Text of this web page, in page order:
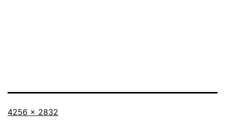
Originalgröße
4256 × 2832